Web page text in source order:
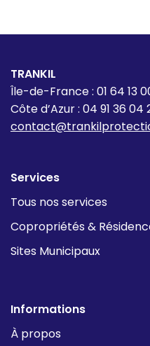
TRANKIL
Île-de-France : 01 64 13
Côte d’Azur : 04 91 36 04
Services
Tous nos services
Copropriétés &
Sites Municipaux
Informations
À propos